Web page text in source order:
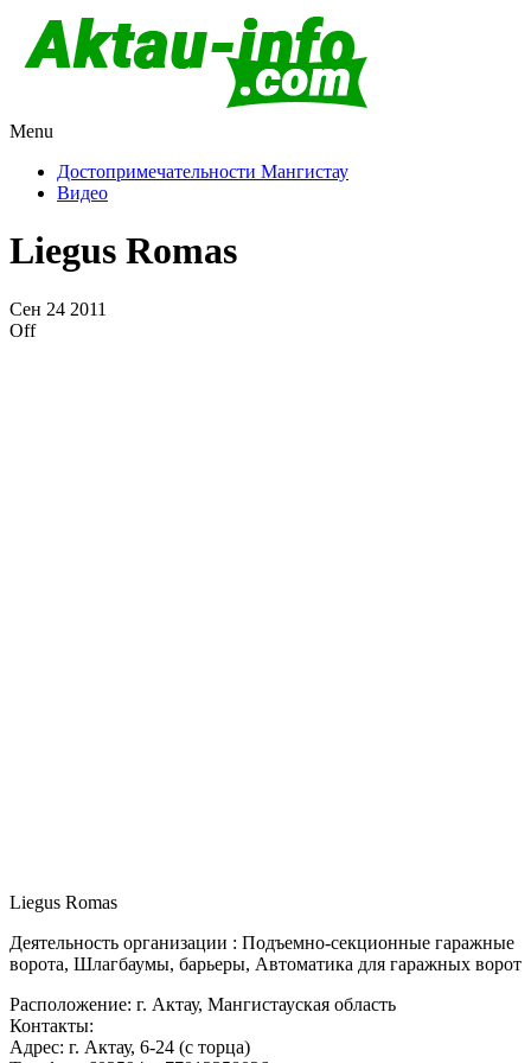
Казахстан
Menu
Достопримечательности Мангистау
Видео
Liegus Romas
Сен 24 2011
Off
Liegus Romas
Деятельность организации : Подъемно-секционные гаражные
ворота, Шлагбаумы, барьеры, Автоматика для гаражных ворот
Расположение: г. Актау, Мангистауская область
Контакты:
Адрес: г. Актау, 6-24 (с торца)